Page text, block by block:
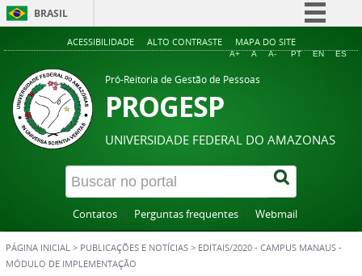
BRASIL
Simplifique!
Acesso à informação
Legislação
Canais
ACESSIBILIDADE ALTO CONTRASTE MAPA DO SITE
A+ A A- PT EN ES
Pró-Reitoria de Gestão de Pessoas
PROGESP
UNIVERSIDADE FEDERAL DO AMAZONAS
Contatos Perguntas frequentes Webmail
PÁGINA INICIAL > PUBLICAÇÕES E NOTÍCIAS > EDITAIS/2020 - CAMPUS MANAUS -
MÓDULO DE IMPLEMENTAÇÃO